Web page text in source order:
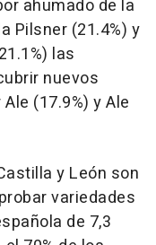
ahumado de la
Pilsner (21.4%) y
las
nuevos
(17.9%) y Ale
y León son
variedades
de 7,3